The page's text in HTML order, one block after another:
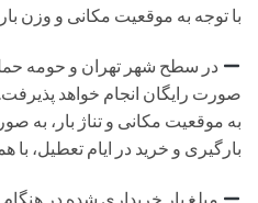
با توجه به موقعیت مکانی و وزن
در سطح شهر تهران و حومه
صورت رایگان انجام خواهد
به موقعیت مکانی و تناژ بار، به
بارگیری و خرید در ایام تعطیل، با
مبلغ بار خریداری شده در